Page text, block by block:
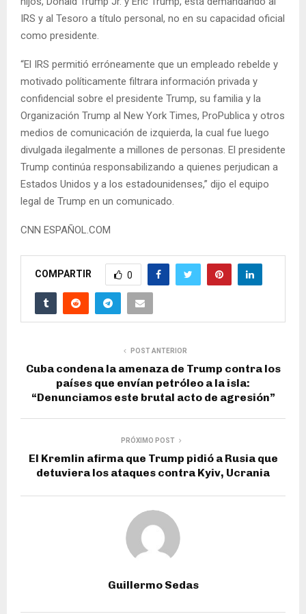
IRS y al Tesoro a título personal, no en su capacidad oficial
como presidente.
“El IRS permitió erróneamente que un empleado rebelde y
motivado políticamente filtrara información privada y
confidencial sobre el presidente Trump, su familia y la
Organización Trump al New York Times, ProPublica y otros
medios de comunicación de izquierda, la cual fue luego
divulgada ilegalmente a millones de personas. El presidente
Trump continúa responsabilizando a quienes perjudican a
Estados Unidos y a los estadounidenses,” dijo el equipo
legal de Trump en un comunicado.
CNN ESPAÑOL.COM
COMPARTIR 0
POST ANTERIOR
Cuba condena la amenaza de Trump contra los
países que envían petróleo a la isla:
“Denunciamos este brutal acto de agresión”
PRÓXIMO POST
El Kremlin afirma que Trump pidió a Rusia que
detuviera los ataques contra Kyiv, Ucrania
Guillermo Sedas